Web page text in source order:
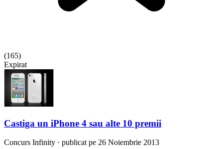
(165)
Expirat
Castiga un iPhone 4 sau alte 10 premii
Concurs Infinity · publicat pe 26 Noiembrie 2013